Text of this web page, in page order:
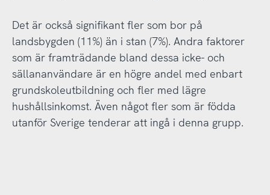
Det är också signifikant fler som bor på
landsbygden (11%) än i stan (7%). Andra faktorer
som är framträdande bland dessa icke- och
sällananvändare är en högre andel med enbart
grundskoleutbildning och fler med lägre
hushållsinkomst. Även något fler som är födda
utanför Sverige tenderar att ingå i denna grupp.